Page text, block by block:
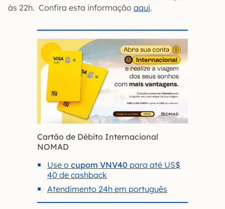
às 22h. Confira esta informação aqui.
Cartão de Débito Internacional
NOMAD
Use o cupom VNV40 para até US$
40 de cashback
Atendimento 24h em português